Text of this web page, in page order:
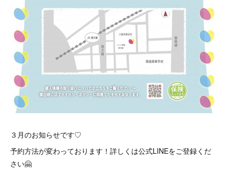
３月のお知らせです♡
予約方法が変わっております！詳しくは公式LINEをご登録くだ
さい🤗